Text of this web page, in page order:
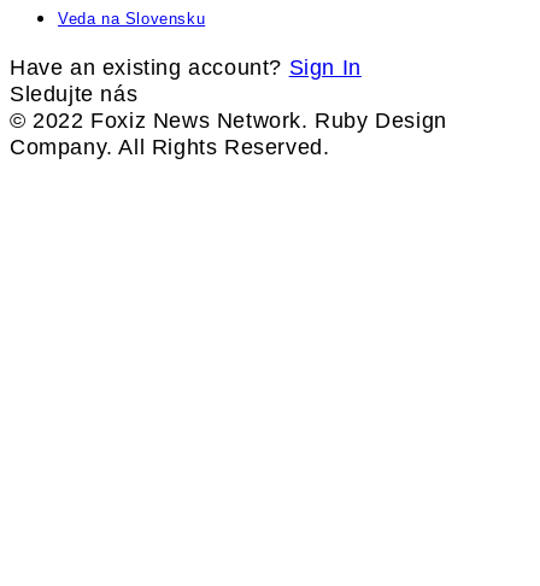
Veda na Slovensku
Have an existing account? Sign In
Sledujte nás
© 2022 Foxiz News Network. Ruby Design
Company. All Rights Reserved.